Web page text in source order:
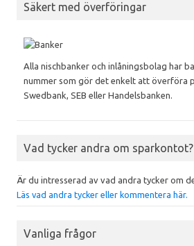
Säkert med överföringar
Alla nischbanker och inlåningsbolag har
nummer som gör det enkelt att överföra
Swedbank, SEB eller Handelsbanken.
Vad tycker andra om sparkontot?
Är du intresserad av vad andra tycker om
Läs vad andra tycker eller kommentera här.
Vanliga frågor